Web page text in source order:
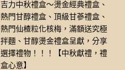
吉力中秋禮盒～燙金經典禮盒、
熱門甘醇禮盒、頂級甘蔘禮盒、
熱門仙楂粒化核梅，滿額送究極
拌麵、甘醇燙金禮盒呈獻，分享
選擇禮物！！！【中秋獻禮，禮
盒心意】